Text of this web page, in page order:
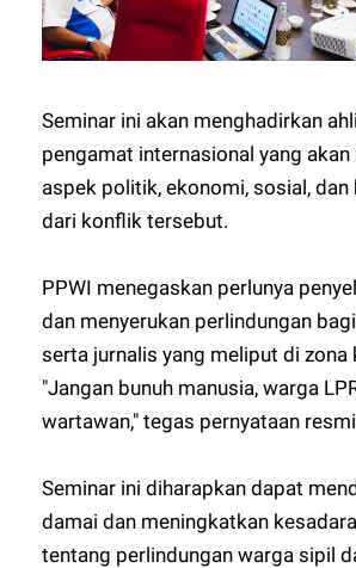
Seminar ini akan menghadirkan
pengamat internasional yang
aspek politik, ekonomi, sosial, dan
dari konflik tersebut.
PPWI menegaskan perlunya
dan menyerukan perlindungan
serta jurnalis yang meliput di zona
"Jangan bunuh manusia, warga
wartawan," tegas pernyataan
Seminar ini diharapkan dapat
damai dan meningkatkan
tentang perlindungan warga sipil